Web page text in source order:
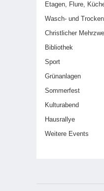
Etagen, Flure,
Wasch- und
Christlicher
Bibliothek
Sport
Grünanlagen
Sommerfest
Kulturabend
Hausrallye
Weitere Events